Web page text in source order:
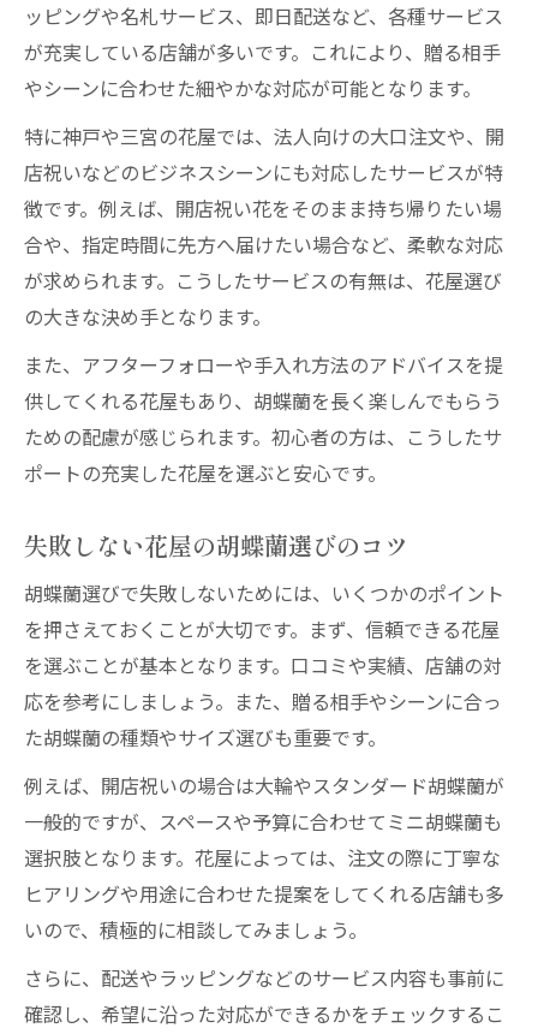
ッピングや名札サービス、即日配送など、各種サービス
が充実している店舗が多いです。これにより、贈る相手
やシーンに合わせた細やかな対応が可能となります。
特に神戸や三宮の花屋では、法人向けの大口注文や、開
店祝いなどのビジネスシーンにも対応したサービスが特
徴です。例えば、開店祝い花をそのまま持ち帰りたい場
合や、指定時間に先方へ届けたい場合など、柔軟な対応
が求められます。こうしたサービスの有無は、花屋選び
の大きな決め手となります。
また、アフターフォローや手入れ方法のアドバイスを提
供してくれる花屋もあり、胡蝶蘭を長く楽しんでもらう
ための配慮が感じられます。初心者の方は、こうしたサ
ポートの充実した花屋を選ぶと安心です。
失敗しない花屋の胡蝶蘭選びのコツ
胡蝶蘭選びで失敗しないためには、いくつかのポイント
を押さえておくことが大切です。まず、信頼できる花屋
を選ぶことが基本となります。口コミや実績、店舗の対
応を参考にしましょう。また、贈る相手やシーンに合っ
た胡蝶蘭の種類やサイズ選びも重要です。
例えば、開店祝いの場合は大輪やスタンダード胡蝶蘭が
一般的ですが、スペースや予算に合わせてミニ胡蝶蘭も
選択肢となります。花屋によっては、注文の際に丁寧な
ヒアリングや用途に合わせた提案をしてくれる店舗も多
いので、積極的に相談してみましょう。
さらに、配送やラッピングなどのサービス内容も事前に
確認し、希望に沿った対応ができるかをチェックするこ